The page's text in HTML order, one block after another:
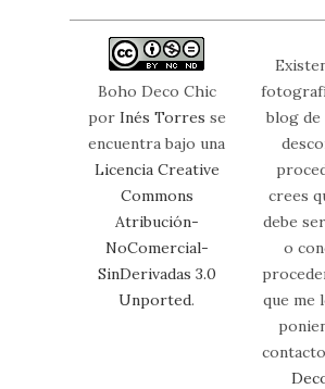
Boho Deco Chic
por Inés Torres se
encuentra bajo una
Licencia Creative
Commons
Atribución-
NoComercial-
SinDerivadas 3.0
Unported.
blog de
crees
debe
o
que me